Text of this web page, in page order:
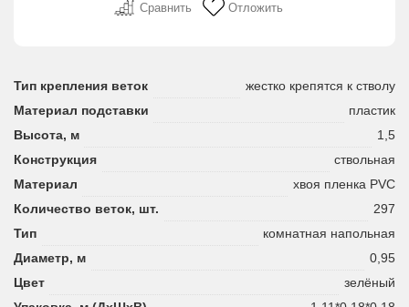
Сравнить Отложить
Тип крепления веток
жестко крепятся к стволу
Материал подставки
пластик
Высота, м
1,5
Конструкция
ствольная
Материал
хвоя пленка PVC
Количество веток, шт.
297
Тип
комнатная напольная
Диаметр, м
0,95
Цвет
зелёный
СЕРТИФИКАТЫ